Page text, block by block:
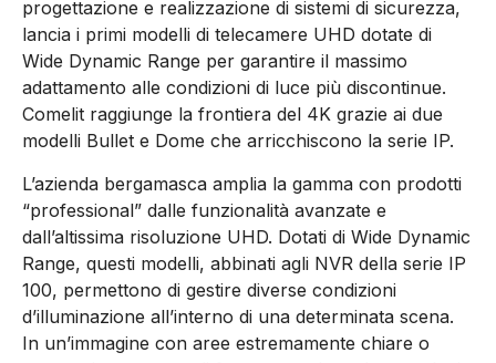
progettazione e realizzazione di sistemi di sicurezza,
lancia i primi modelli di telecamere UHD dotate di
Wide Dynamic Range per garantire il massimo
adattamento alle condizioni di luce più discontinue.
Comelit raggiunge la frontiera del 4K grazie ai due
modelli Bullet e Dome che arricchiscono la serie IP.
L’azienda bergamasca amplia la gamma con prodotti
“professional” dalle funzionalità avanzate e
dall’altissima risoluzione UHD. Dotati di Wide Dynamic
Range, questi modelli, abbinati agli NVR della serie IP
100, permettono di gestire diverse condizioni
d’illuminazione all’interno di una determinata scena.
In un’immagine con aree estremamente chiare o